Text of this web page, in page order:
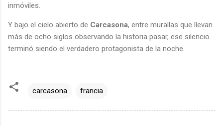
inmóviles.
Y bajo el cielo abierto de Carcasona, entre murallas que llevan
más de ocho siglos observando la historia pasar, ese silencio
terminó siendo el verdadero protagonista de la noche.
carcasona francia